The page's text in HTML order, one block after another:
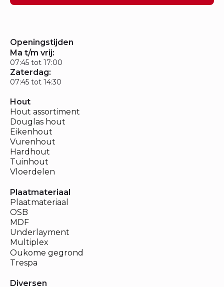
Openingstijden
Ma t/m vrij:
07:45 tot 17:00
Zaterdag:
07:45 tot 14:30
Hout
Hout assortiment
Douglas hout
Eikenhout
Vurenhout
Hardhout
Tuinhout
Vloerdelen
Plaatmateriaal
Plaatmateriaal
OSB
MDF
Underlayment
Multiplex
Oukome gegrond
Trespa
Diversen